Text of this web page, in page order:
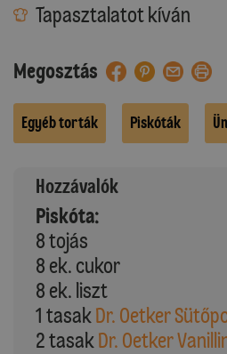
Tapasztalatot kíván
Megosztás
Egyéb torták Piskóták
Hozzávalók
Piskóta:
8 tojás
8 ek. cukor
8 ek. liszt
1 tasak Dr. Oetker
2 tasak Dr. Oetker